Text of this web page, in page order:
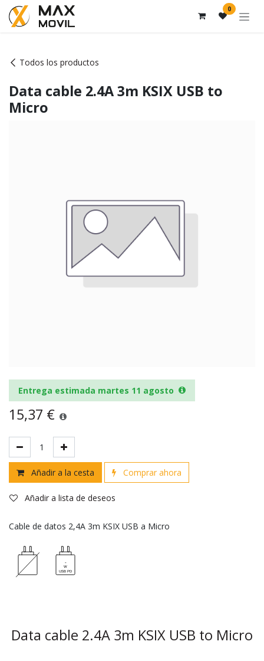
Ir al contenido 0
Todos los productos
Data cable 2.4A 3m KSIX USB to
Micro
Entrega estimada martes 11 agosto
15,37 €
Añadir a la cesta Comprar ahora
Añadir a lista de deseos
Cable de datos 2,4A 3m KSIX USB a Micro
Data cable 2.4A 3m KSIX USB to Micro